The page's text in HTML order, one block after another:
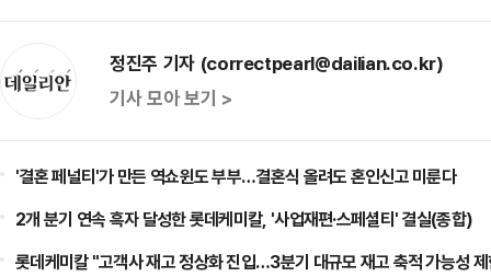
정진주 기자 (correctpearl@dailian.co.kr)
기사 모아 보기 >
'결혼 페널티'가 만든 역쇼윈도 부부…결혼식 올려도 혼인신고 미룬다
2개 분기 연속 흑자 달성한 롯데케미칼, '사업재편·스페셜티' 결실(종합)
롯데케미칼 "고객사 재고 정상화 진입…3분기 대규모 재고 축적 가능성